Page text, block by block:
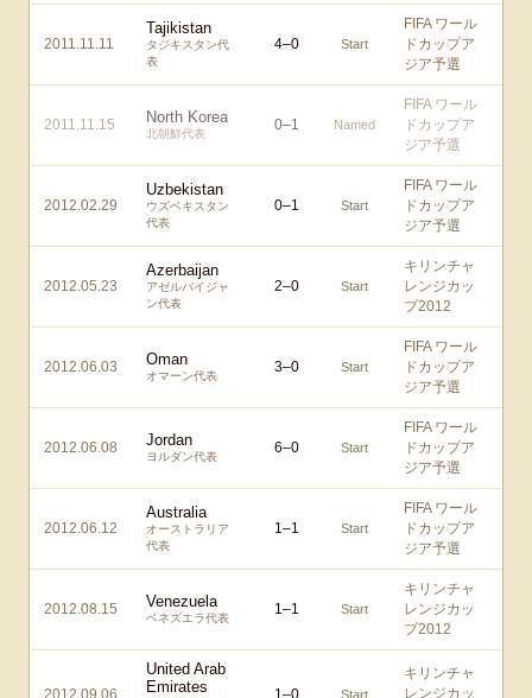
2011.11.11
Tajikistan
タジキスタン代
表
4–0 Start
FIFA ワール
ドカップア
ジア予選
2011.11.15 North Korea
北朝鮮代表
0–1 Named
FIFA ワール
ドカップア
ジア予選
2012.02.29
Uzbekistan
ウズベキスタン
代表
0–1 Start
FIFA ワール
ドカップア
ジア予選
2012.05.23
Azerbaijan
アゼルバイジャ
ン代表
2–0 Start
キリンチャ
レンジカッ
プ2012
2012.06.03 Oman
オマーン代表
3–0 Start
FIFA ワール
ドカップア
ジア予選
2012.06.08 Jordan
ヨルダン代表
6–0 Start
FIFA ワール
ドカップア
ジア予選
2012.06.12
Australia
オーストラリア
代表
1–1 Start
FIFA ワール
ドカップア
ジア予選
2012.08.15 Venezuela
ベネズエラ代表
1–1 Start
キリンチャ
レンジカッ
プ2012
2012.09.06
United Arab
Emirates
1–0 Start
キリンチャ
レンジカッ